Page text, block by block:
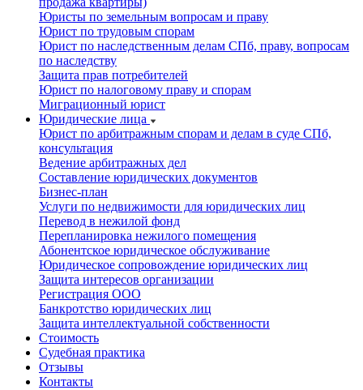
Юристы по земельным вопросам и праву
Юрист по трудовым спорам
Юрист по наследственным делам СПб, праву, вопросам
по наследству
Защита прав потребителей
Юрист по налоговому праву и спорам
Миграционный юрист
Юридические лица
Юрист по арбитражным спорам и делам в суде СПб,
консультация
Ведение арбитражных дел
Составление юридических документов
Бизнес-план
Услуги по недвижимости для юридических лиц
Перевод в нежилой фонд
Перепланировка нежилого помещения
Абонентское юридическое обслуживание
Юридическое сопровождение юридических лиц
Защита интересов организации
Регистрация ООО
Банкротство юридических лиц
Защита интеллектуальной собственности
Стоимость
Судебная практика
Отзывы
Контакты